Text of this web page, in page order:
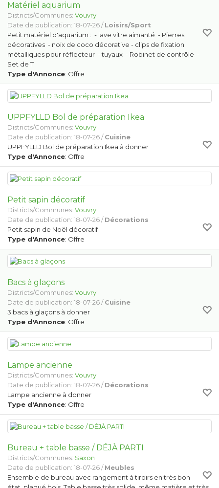
Matériel aquarium
Districts/Communes: Vouvry
Date de publication: 18-07-26 /Loisirs/Sport
Petit matériel d'aquarium : - lave vitre aimanté - Pierres
décoratives - noix de coco décorative - clips de fixation
métalliques pour réflecteur - tuyaux - Robinet de contrôle -
Set de T
Type d'Annonce: Offre
UPPFYLLD Bol de préparation Ikea
Districts/Communes: Vouvry
Date de publication: 18-07-26 /Cuisine
UPPFYLLD Bol de préparation Ikea à donner
Type d'Annonce: Offre
Petit sapin décoratif
Districts/Communes: Vouvry
Date de publication: 18-07-26 /Décorations
Petit sapin de Noël décoratif
Type d'Annonce: Offre
Bacs à glaçons
Districts/Communes: Vouvry
Date de publication: 18-07-26 /Cuisine
3 bacs à glaçons à donner
Type d'Annonce: Offre
Lampe ancienne
Districts/Communes: Vouvry
Date de publication: 18-07-26 /Décorations
Lampe ancienne à donner
Type d'Annonce: Offre
Bureau + table basse / DÉJÀ PARTI
Districts/Communes: Saxon
Date de publication: 18-07-26 /Meubles
Ensemble de bureau avec rangement à tiroirs en très bon